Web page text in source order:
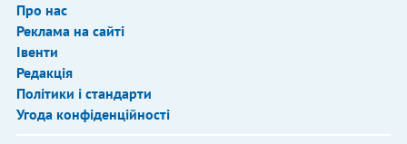
Про нас
Реклама на сайті
Івенти
Редакція
Політики і стандарти
Угода конфіденційності